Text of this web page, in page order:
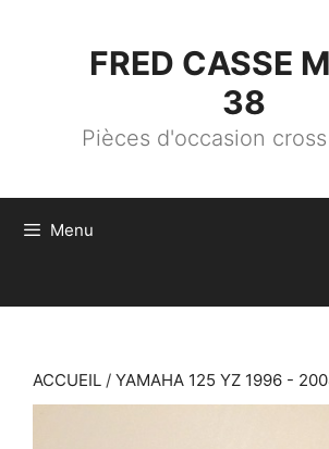
FRED CASSE
38
Pièces d'occasion
Menu
ACCUEIL / YAMAHA 125 YZ 1996 -